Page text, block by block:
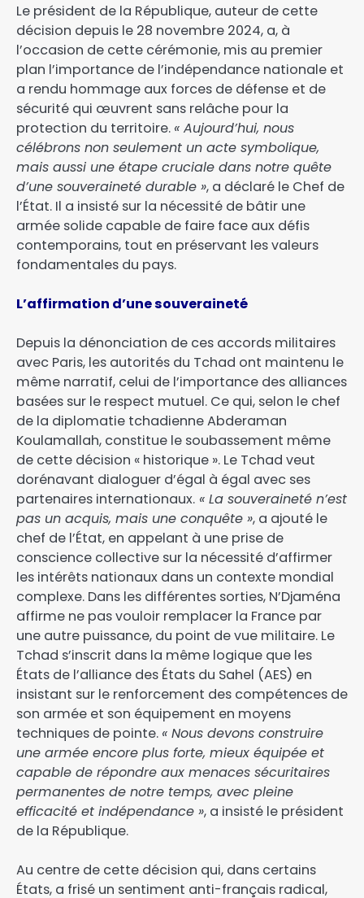
Le président de la République, auteur de cette
décision depuis le 28 novembre 2024, a, à
l’occasion de cette cérémonie, mis au premier
plan l’importance de l’indépendance nationale et
a rendu hommage aux forces de défense et de
sécurité qui œuvrent sans relâche pour la
protection du territoire. « Aujourd’hui, nous
célébrons non seulement un acte symbolique,
mais aussi une étape cruciale dans notre quête
d’une souveraineté durable », a déclaré le Chef de
l’État. Il a insisté sur la nécessité de bâtir une
armée solide capable de faire face aux défis
contemporains, tout en préservant les valeurs
fondamentales du pays.
L’affirmation d’une souveraineté
Depuis la dénonciation de ces accords militaires
avec Paris, les autorités du Tchad ont maintenu le
même narratif, celui de l’importance des alliances
basées sur le respect mutuel. Ce qui, selon le chef
de la diplomatie tchadienne Abderaman
Koulamallah, constitue le soubassement même
de cette décision « historique ». Le Tchad veut
dorénavant dialoguer d’égal à égal avec ses
partenaires internationaux. « La souveraineté n’est
pas un acquis, mais une conquête », a ajouté le
chef de l’État, en appelant à une prise de
conscience collective sur la nécessité d’affirmer
les intérêts nationaux dans un contexte mondial
complexe. Dans les différentes sorties, N’Djaména
affirme ne pas vouloir remplacer la France par
une autre puissance, du point de vue militaire. Le
Tchad s’inscrit dans la même logique que les
États de l’alliance des États du Sahel (AES) en
insistant sur le renforcement des compétences de
son armée et son équipement en moyens
techniques de pointe. « Nous devons construire
une armée encore plus forte, mieux équipée et
capable de répondre aux menaces sécuritaires
permanentes de notre temps, avec pleine
efficacité et indépendance », a insisté le président
de la République.
Au centre de cette décision qui, dans certains
États, a frisé un sentiment anti-français radical,